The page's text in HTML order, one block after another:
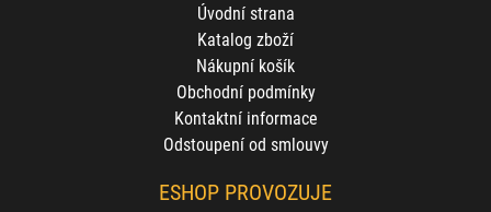
Úvodní strana
Katalog zboží
Nákupní košík
Obchodní podmínky
Kontaktní informace
Odstoupení od smlouvy
ESHOP PROVOZUJE